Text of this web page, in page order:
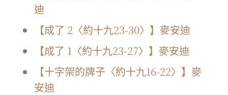
迪
【成了 2〈約十九23-30〉】麥安迪
【成了 1〈約十九23-27〉】麥安迪
【十字架的牌子〈約十九16-22〉】麥
安迪